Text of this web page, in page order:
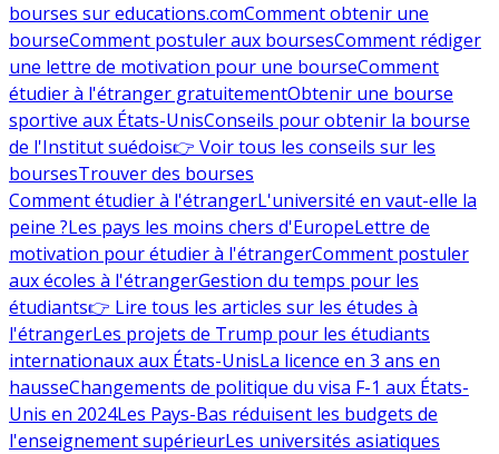
bourses sur educations.comComment obtenir une
bourseComment postuler aux boursesComment rédiger
une lettre de motivation pour une bourseComment
étudier à l'étranger gratuitementObtenir une bourse
sportive aux États-UnisConseils pour obtenir la bourse
de l'Institut suédois👉 Voir tous les conseils sur les
boursesTrouver des bourses
Comment étudier à l'étrangerL'université en vaut-elle la
peine ?Les pays les moins chers d'EuropeLettre de
motivation pour étudier à l'étrangerComment postuler
aux écoles à l'étrangerGestion du temps pour les
étudiants👉 Lire tous les articles sur les études à
l'étrangerLes projets de Trump pour les étudiants
internationaux aux États-UnisLa licence en 3 ans en
hausseChangements de politique du visa F-1 aux États-
Unis en 2024Les Pays-Bas réduisent les budgets de
l'enseignement supérieurLes universités asiatiques